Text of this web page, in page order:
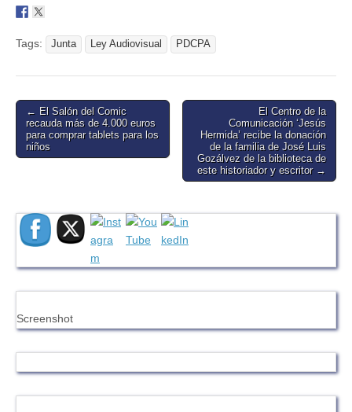
Tags: Junta Ley Audiovisual PDCPA
Post
navigation
← El Salón del Comic
recauda más de 4.000 euros
para comprar tablets para los
niños
El Centro de la
Comunicación ‘Jesús
Hermida’ recibe la donación
de la familia de José Luis
Gozálvez de la biblioteca de
este historiador y escritor →
Screenshot